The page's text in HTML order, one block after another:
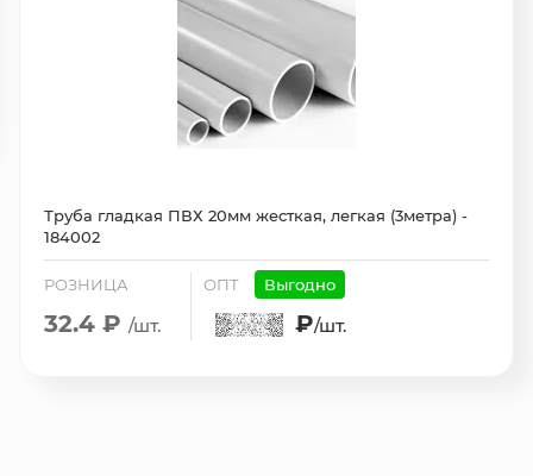
Труба гладкая ПВХ 20мм жесткая, легкая (3метра) -
184002
РОЗНИЦА
32.4 ₽ /шт.
ОПТ Выгодно
₽/шт.